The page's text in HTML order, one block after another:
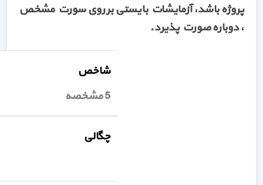
پروژه باشد، آزمایشات بایستی بر روی سورت مشخص
، دوباره صورت پذیرد.
شاخص
5 مشخصه
چگالی